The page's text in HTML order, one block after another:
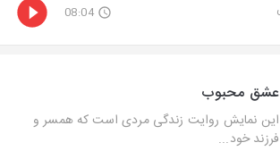
08:04
عشق محبوب
این نمایش روایت زندگی مردی است که همسر و
فرزند خود...